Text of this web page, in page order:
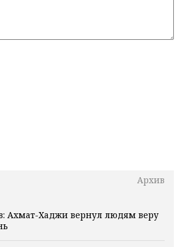
Архив
Ахмат-Хаджи вернул людям веру